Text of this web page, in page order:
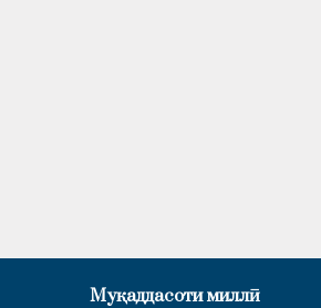
Муқаддасоти миллӣ